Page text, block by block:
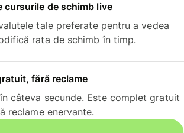
cursurile de schimb live
tale preferate pentru a vedea
rata de schimb în timp.
fără reclame
câteva secunde. Este complet gratuit
reclame enervante.